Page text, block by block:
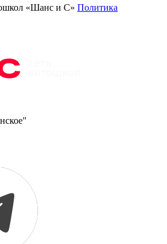
«Шанс и С» Политика